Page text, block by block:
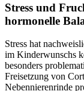
Stress und
hormonelle
Stress hat
im Kinderwunschs
besonders
Freisetzung von
Nebennierenrinde